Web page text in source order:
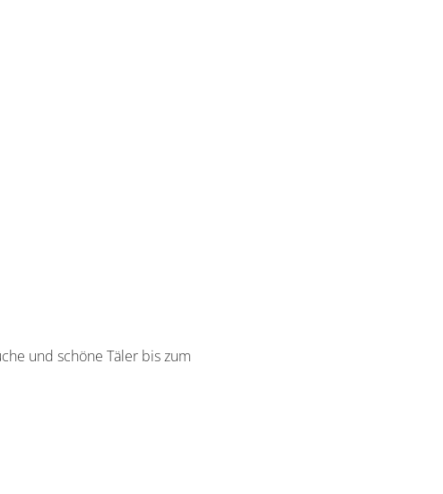
und schöne Täler bis zum